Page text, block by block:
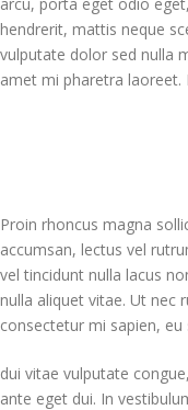
hendrerit, mattis neque
vulputate dolor sed nulla
amet mi pharetra
Proin rhoncus magna
accumsan, lectus vel
vel tincidunt nulla lacus
nulla aliquet vitae. Ut nec
consectetur mi sapien,
dui vitae vulputate
ante eget dui. In